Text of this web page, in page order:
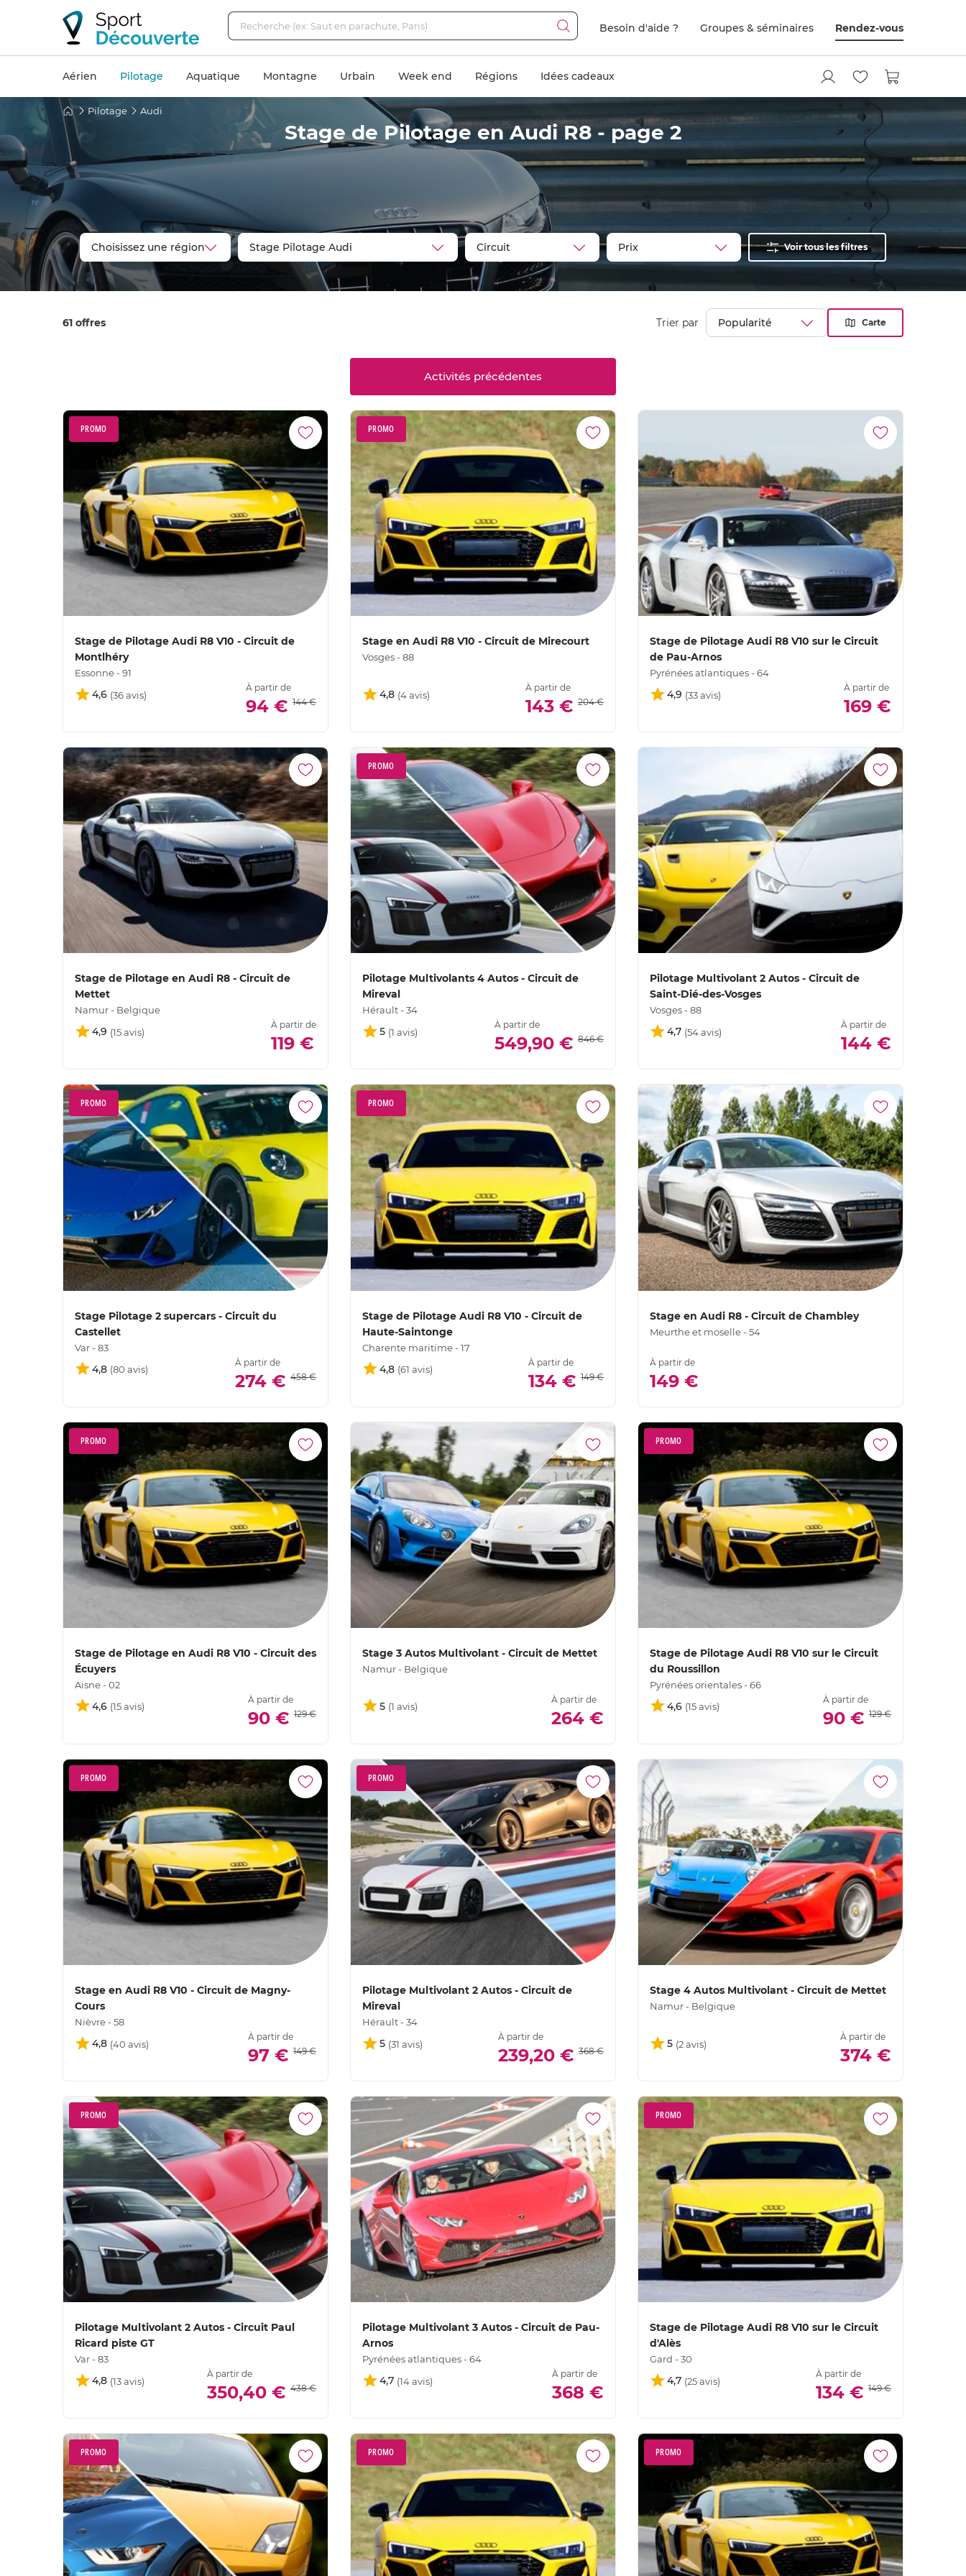
Besoin d'aide ? Groupes & séminaires Rendez-vous
Aérien Pilotage Aquatique Montagne Urbain Week end Régions Idées cadeaux
Pilotage Audi
Stage de Pilotage en Audi R8 - page 2
Voir tous les filtres
61 offres Trier par Carte
Activités précédentes
PROMO
Stage de Pilotage Audi R8 V10 - Circuit de
Montlhéry
Essonne - 91
4,6
À partir de
94 € 144 €
PROMO
Stage en Audi R8 V10 - Circuit de Mirecourt
Vosges - 88
4,8
À partir de
143 € 204 €
Stage de Pilotage Audi R8 V10 sur le Circuit
de Pau-Arnos
Pyrénées atlantiques - 64
4,9
À partir de
169 €
Stage de Pilotage en Audi R8 - Circuit de
Mettet
Namur - Belgique
4,9
À partir de
119 €
PROMO
Pilotage Multivolants 4 Autos - Circuit de
Mireval
Hérault - 34
5
À partir de
549,90 € 846 €
Pilotage Multivolant 2 Autos - Circuit de
Saint-Dié-des-Vosges
Vosges - 88
4,7
À partir de
144 €
PROMO
Stage Pilotage 2 supercars - Circuit du
Castellet
Var - 83
4,8
À partir de
274 € 458 €
PROMO
Stage de Pilotage Audi R8 V10 - Circuit de
Haute-Saintonge
Charente maritime - 17
4,8
À partir de
134 € 149 €
Stage en Audi R8 - Circuit de Chambley
Meurthe et moselle - 54
À partir de
149 €
PROMO
Stage de Pilotage en Audi R8 V10 - Circuit des
Écuyers
Aisne - 02
4,6
À partir de
90 € 129 €
Stage 3 Autos Multivolant - Circuit de Mettet
Namur - Belgique
5
À partir de
264 €
PROMO
Stage de Pilotage Audi R8 V10 sur le Circuit
du Roussillon
Pyrénées orientales - 66
4,6
À partir de
90 € 129 €
PROMO
Stage en Audi R8 V10 - Circuit de Magny-
Cours
Nièvre - 58
4,8
À partir de
97 € 149 €
PROMO
Pilotage Multivolant 2 Autos - Circuit de
Mireval
Hérault - 34
5
À partir de
239,20 € 368 €
Stage 4 Autos Multivolant - Circuit de Mettet
Namur - Belgique
5
À partir de
374 €
PROMO
Pilotage Multivolant 2 Autos - Circuit Paul
Ricard piste GT
Var - 83
4,8
À partir de
350,40 € 438 €
Pilotage Multivolant 3 Autos - Circuit de Pau-
Arnos
Pyrénées atlantiques - 64
4,7
À partir de
368 €
PROMO
Stage de Pilotage Audi R8 V10 sur le Circuit
d'Alès
Gard - 30
4,7
À partir de
134 € 149 €
PROMO PROMO PROMO